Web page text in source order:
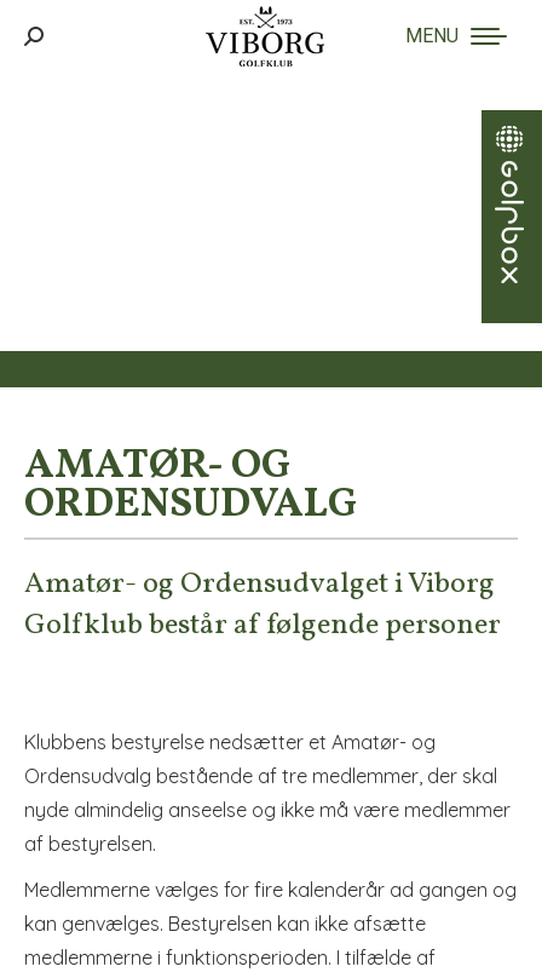
MENU
Search:
AMATØR- OG
ORDENSUDVALG
Amatør- og Ordensudvalget i Viborg
Golfklub består af følgende personer
Klubbens bestyrelse nedsætter et Amatør- og
Ordensudvalg bestående af tre medlemmer, der skal
nyde almindelig anseelse og ikke må være medlemmer
af bestyrelsen.
Medlem­merne vælges for fire kalenderår ad gangen og
kan genvælges. Bestyrelsen kan ikke af­sætte
medlemmerne i funktionsperioden. I tilfælde af